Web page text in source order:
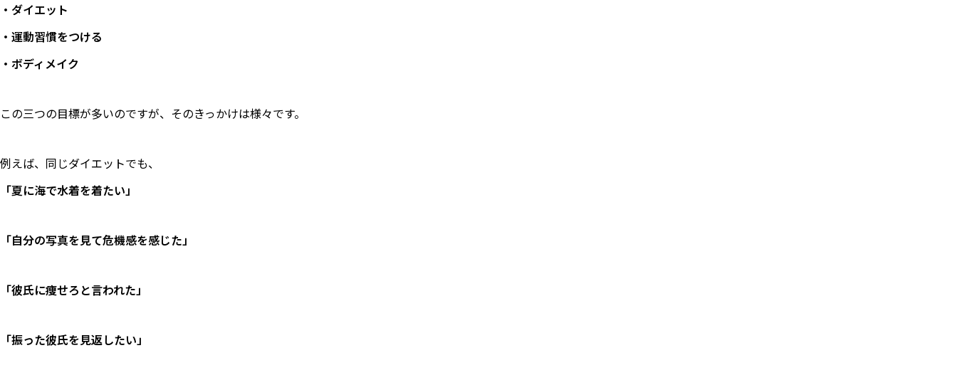
・ダイエット
・運動習慣をつける
・ボディメイク
この三つの目標が多いのですが、そのきっかけは様々です。
例えば、同じダイエットでも、
「夏に海で水着を着たい」
「自分の写真を見て危機感を感じた」
「彼氏に痩せろと言われた」
「振った彼氏を見返したい」